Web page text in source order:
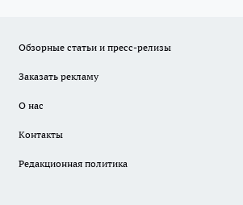
Обзорные статьи и пресс-релизы
Заказать рекламу
О нас
Контакты
Редакционная политика